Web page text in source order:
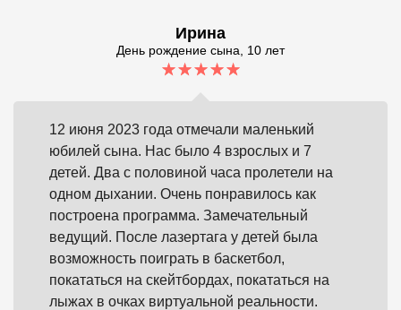
Ирина
День рождение сына, 10 лет
12 июня 2023 года отмечали маленький
юбилей сына. Нас было 4 взрослых и 7
детей. Два с половиной часа пролетели на
одном дыхании. Очень понравилось как
построена программа. Замечательный
ведущий. После лазертага у детей была
возможность поиграть в баскетбол,
покататься на скейтбордах, покататься на
лыжах в очках виртуальной реальности.